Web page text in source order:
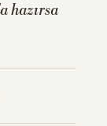
hazırsa